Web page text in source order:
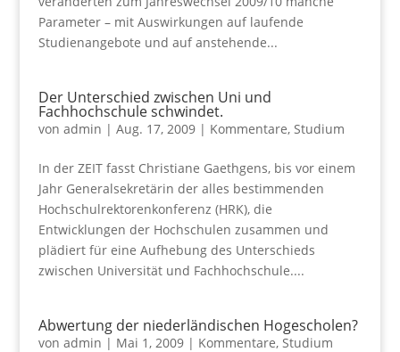
Parameter – mit Auswirkungen auf laufende
Studienangebote und auf anstehende...
Der Unterschied zwischen Uni und
Fachhochschule schwindet.
von admin | Aug. 17, 2009| Kommentare, Studium
In der ZEIT fasst Christiane Gaethgens, bis vor einem
Jahr Generalsekretärin der alles bestimmenden
Hochschulrektorenkonferenz (HRK), die
Entwicklungen der Hochschulen zusammen und
plädiert für eine Aufhebung des Unterschieds
zwischen Universität und Fachhochschule....
Abwertung der niederländischen Hogescholen?
von admin | Mai 1, 2009| Kommentare, Studium